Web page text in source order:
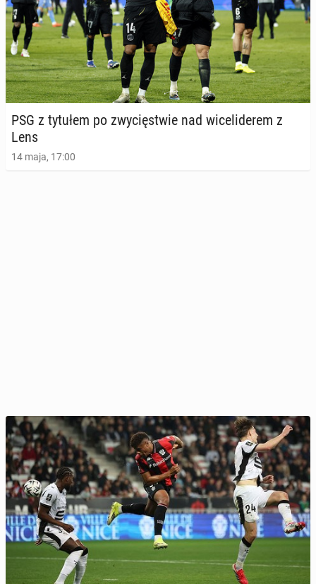
PSG z tytułem po zwy­cię­stwie nad wi­ce­li­de­rem z
Lens
14 maja, 17:00